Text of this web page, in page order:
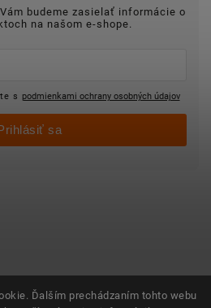
Ďalším prechádzaním tohto webu
budeme zasielať informácie o
na našom e-shope.
s podmienkami ochrany osobných údajov
sa